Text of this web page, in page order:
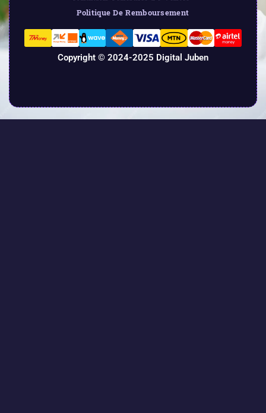
Politique De Remboursement
Copyright © 2024-2025 Digital Juben